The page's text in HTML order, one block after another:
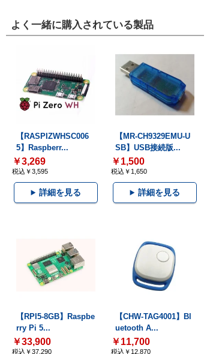
よく一緒に購入されている製品
【RASPIZWHSC006
5】Raspberr...
￥3,269
税込￥3,595
詳細を見る
【MR-CH9329EMU-U
SB】USB接続版...
￥1,500
税込￥1,650
詳細を見る
【RPI5-8GB】Raspbe
rry Pi 5...
￥33,900
税込￥37,290
【CHW-TAG4001】Bl
uetooth A...
￥11,700
税込￥12,870